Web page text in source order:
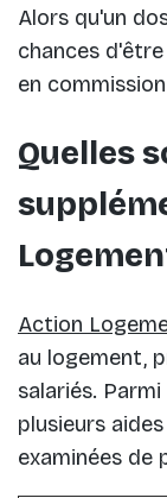
Alors qu'un
chances
en
Quelles
Action
au logement,
salariés.
plusieurs
examinées de